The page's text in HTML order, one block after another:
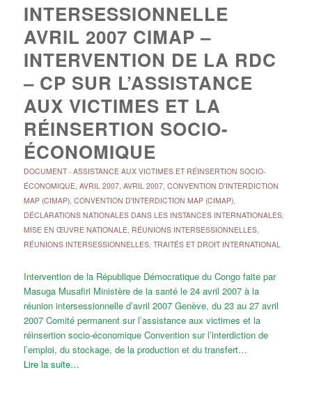
INTERSESSIONNELLE
AVRIL 2007 CIMAP –
INTERVENTION DE LA RDC
– CP SUR L’ASSISTANCE
AUX VICTIMES ET LA
RÉINSERTION SOCIO-
ÉCONOMIQUE
DOCUMENT- ASSISTANCE AUX VICTIMES ET RÉINSERTION SOCIO-
ÉCONOMIQUE, AVRIL 2007, AVRIL 2007, CONVENTION D'INTERDICTION
MAP (CIMAP), CONVENTION D'INTERDICTION MAP (CIMAP),
DÉCLARATIONS NATIONALES DANS LES INSTANCES INTERNATIONALES,
MISE EN ŒUVRE NATIONALE, RÉUNIONS INTERSESSIONNELLES,
RÉUNIONS INTERSESSIONNELLES, TRAITÉS ET DROIT INTERNATIONAL
Intervention de la République Démocratique du Congo faite par
Masuga Musafiri Ministère de la santé le 24 avril 2007 à la
réunion intersessionnelle d’avril 2007 Genève, du 23 au 27 avril
2007 Comité permanent sur l’assistance aux victimes et la
réinsertion socio-économique Convention sur l’interdiction de
l’emploi, du stockage, de la production et du transfert…
Lire la suite…